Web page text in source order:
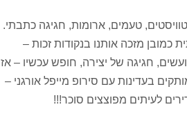
טעמים, ארומות, חגיגה כתבתי.
כמובן מזכה אותנו בנקודות זכות –
חגיגה של יצירה, חופש עכשיו – אז
בעדינות עם סירופ מייפל אורגני –
לעיתים מפוצצים סוכר!!!